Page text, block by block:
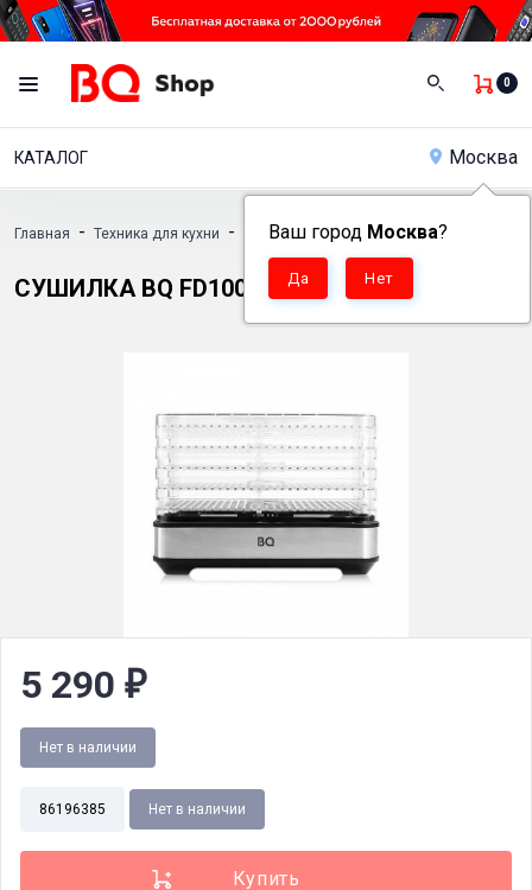
0
КАТАЛОГ Москва
Ваш город Москва?
Главная - Техника для кухни - Сушилки - Сушилка BQ FD1003
СУШИЛКА BQ FD1003
5 290 ₽
Нет в наличии
86196385 Нет в наличии